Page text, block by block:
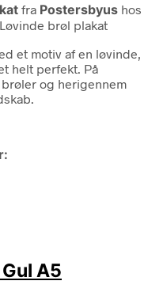
fra Postersbyus hos
brøl plakat
et motiv af en løvinde,
helt perfekt. På
og herigennem
A5